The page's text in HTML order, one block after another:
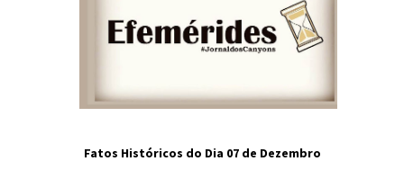
Fatos Históricos do Dia 07 de Dezembro